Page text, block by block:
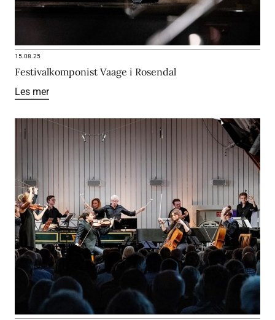
15.08.25
Festivalkomponist Vaage i Rosendal
Les mer